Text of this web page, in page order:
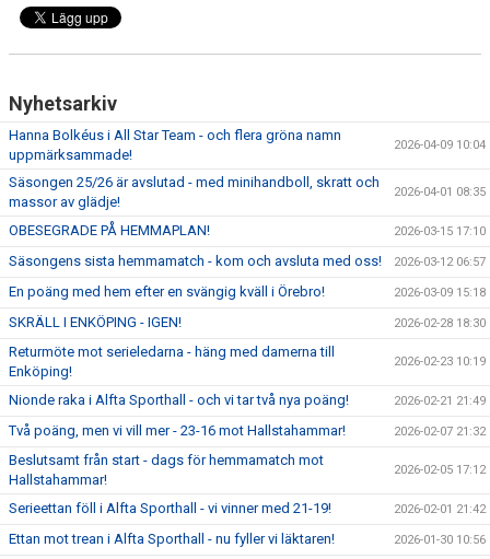
Nyhetsarkiv
Hanna Bolkéus i All Star Team - och flera gröna namn
uppmärksammade!
2026-04-09 10:04
Säsongen 25/26 är avslutad - med minihandboll, skratt och
massor av glädje!
2026-04-01 08:35
OBESEGRADE PÅ HEMMAPLAN! 2026-03-15 17:10
Säsongens sista hemmamatch - kom och avsluta med oss! 2026-03-12 06:57
En poäng med hem efter en svängig kväll i Örebro! 2026-03-09 15:18
SKRÄLL I ENKÖPING - IGEN! 2026-02-28 18:30
Returmöte mot serieledarna - häng med damerna till
Enköping!
2026-02-23 10:19
Nionde raka i Alfta Sporthall - och vi tar två nya poäng! 2026-02-21 21:49
Två poäng, men vi vill mer - 23-16 mot Hallstahammar! 2026-02-07 21:32
Beslutsamt från start - dags för hemmamatch mot
Hallstahammar!
2026-02-05 17:12
Serieettan föll i Alfta Sporthall - vi vinner med 21-19! 2026-02-01 21:42
Ettan mot trean i Alfta Sporthall - nu fyller vi läktaren! 2026-01-30 10:56